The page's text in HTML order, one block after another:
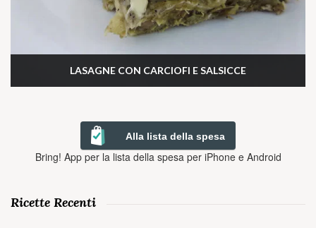
LASAGNE CON CARCIOFI E SALSICCE
Alla lista della spesa
Bring! App per la lista della spesa per iPhone e Android
Ricette Recenti